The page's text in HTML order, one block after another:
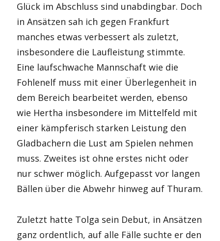
Glück im Abschluss sind unabdingbar. Doch
in Ansätzen sah ich gegen Frankfurt
manches etwas verbessert als zuletzt,
insbesondere die Laufleistung stimmte.
Eine laufschwache Mannschaft wie die
Fohlenelf muss mit einer Überlegenheit in
dem Bereich bearbeitet werden, ebenso
wie Hertha insbesondere im Mittelfeld mit
einer kämpferisch starken Leistung den
Gladbachern die Lust am Spielen nehmen
muss. Zweites ist ohne erstes nicht oder
nur schwer möglich. Aufgepasst vor langen
Bällen über die Abwehr hinweg auf Thuram.
Zuletzt hatte Tolga sein Debut, in Ansätzen
ganz ordentlich, auf alle Fälle suchte er den